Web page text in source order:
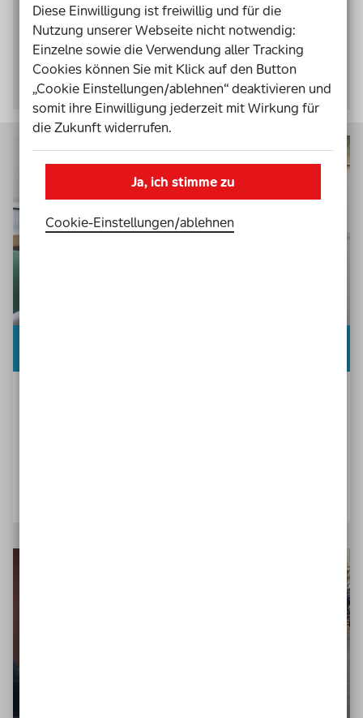
und Ihre eigenen Projektnotizen hinzufügen.
Den Ordner kostenlos bestellen
Diese Einwilligung ist freiwillig und für die
Nutzung unserer Webseite nicht notwendig:
Einzelne sowie die Verwendung aller Tracking
Cookies können Sie mit Klick auf den Button
„Cookie Einstellungen/ablehnen“ deaktivieren und
somit ihre Einwilligung jederzeit mit Wirkung für
die Zukunft widerrufen.
Ja, ich stimme zu
Cookie-Einstellungen­/­ablehnen